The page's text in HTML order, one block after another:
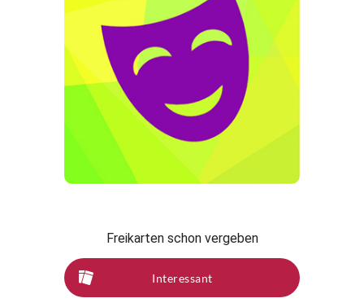
Freikarten schon vergeben
Interessant